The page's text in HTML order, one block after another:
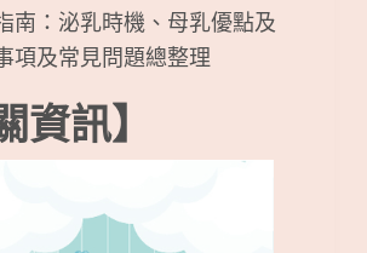
南：泌乳時機、母乳優點及
項及常見問題總整理
資訊】